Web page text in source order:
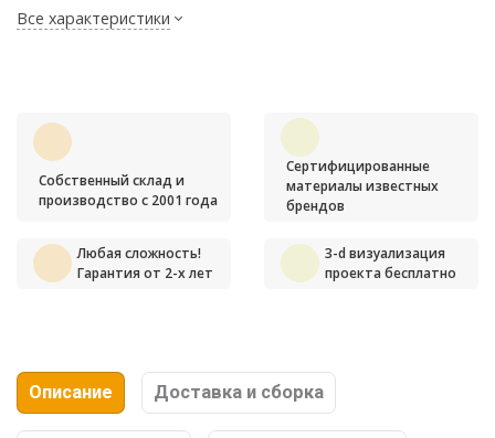
Все характеристики
Собственный склад и
производство с 2001 года
Сертифицированные
материалы известных
брендов
Любая сложность!
Гарантия от 2-х лет
3-d визуализация
проекта бесплатно
Описание Доставка и сборка